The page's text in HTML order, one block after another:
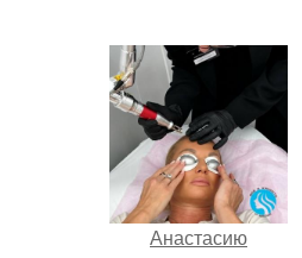
Анастасию